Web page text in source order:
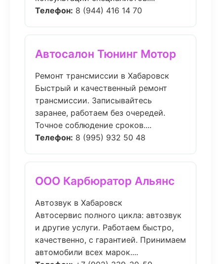
Телефон: 8 (944) 416 14 70
Автосалон Тюнинг Мотор
Ремонт трансмиссии в Хабаровск
Быстрый и качественный ремонт
трансмиссии. Записывайтесь
заранее, работаем без очередей.
Точное соблюдение сроков....
Телефон: 8 (995) 932 50 48
ООО Карбюратор Альянс
Автозвук в Хабаровск
Автосервис полного цикла: автозвук
и другие услуги. Работаем быстро,
качественно, с гарантией. Принимаем
автомобили всех марок....